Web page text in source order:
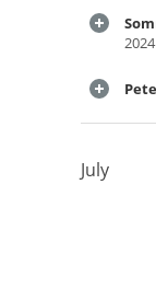
2024
July